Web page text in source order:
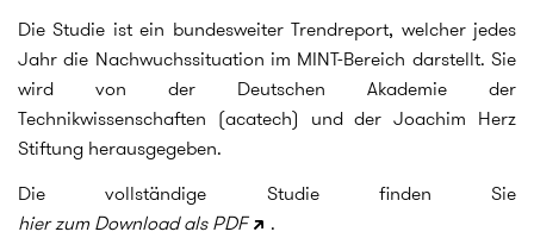
Die Studie ist ein bundesweiter Trendreport, welcher jedes
Jahr die Nachwuchssituation im MINT-Bereich darstellt. Sie
wird von der Deutschen Akademie der
Technikwissenschaften (acatech) und der Joachim Herz
Stiftung herausgegeben.
Die vollständige Studie finden Sie
hier zum Download als PDF
.